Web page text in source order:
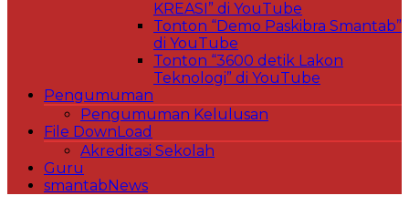
KREASI” di YouTube
Tonton “Demo Paskibra Smantab”
di YouTube
Tonton “3600 detik Lakon
Teknologi” di YouTube
Pengumuman
Pengumuman Kelulusan
File DownLoad
Akreditasi Sekolah
Guru
smantabNews